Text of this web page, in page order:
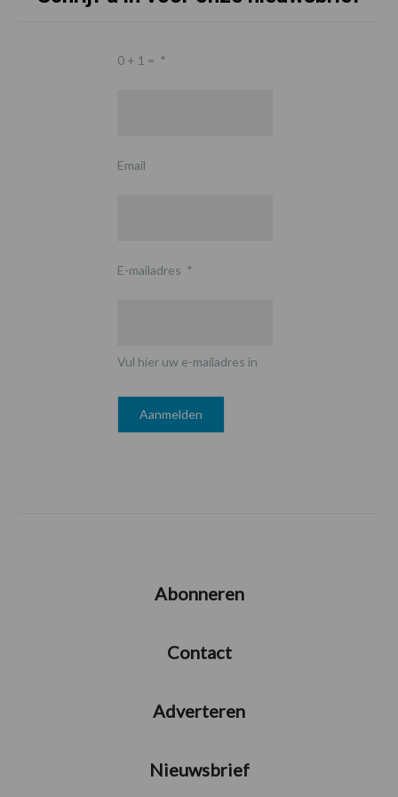
0 + 1 = *
Email
E-mailadres *
Vul hier uw e-mailadres in
Abonneren
Contact
Adverteren
Nieuwsbrief